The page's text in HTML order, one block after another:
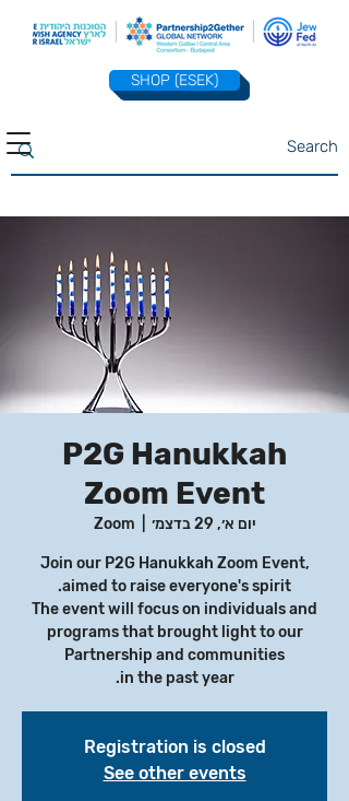
SHOP (ESEK)
P2G Hanukkah
Zoom Event
יום א׳, 29 בדצמ׳ Zoom
Join our P2G Hanukkah Zoom Event,
The event will focus on individuals and
programs that brought light to our
Partnership and communities
in the past year.
Registration is closed
See other events